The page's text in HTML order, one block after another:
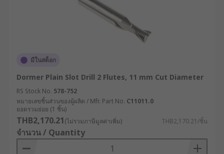
มีในสต็อก
Dormer Plain Slot Drill 2 Flutes, 11 mm Cut Diameter
RS Stock No. 578-752
หมายเลขชิ้นส่วนของผู้ผลิต / Mfr. Part No. C11011.0
ยอดรวมย่อย (1 ชิ้น)
THB2,170.21(ไม่รวมภาษีมูลค่าเพิ่ม) THB2,170.21/ชิ้น
จำนวน / Quantity